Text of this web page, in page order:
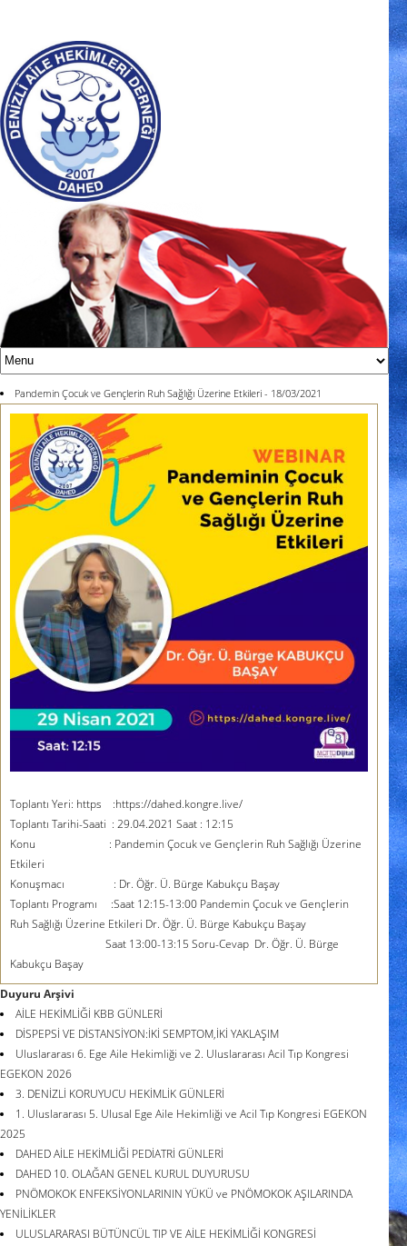
Pandemin Çocuk ve Gençlerin Ruh Sağlığı Üzerine Etkileri - 18/03/2021
Toplantı Yeri: https :https://dahed.kongre.live/
Toplantı Tarihi-Saati : 29.04.2021 Saat : 12:15
Konu : Pandemin Çocuk ve Gençlerin Ruh Sağlığı Üzerine
Etkileri
Konuşmacı : Dr. Öğr. Ü. Bürge Kabukçu Başay
Toplantı Programı :Saat 12:15-13:00 Pandemin Çocuk ve Gençlerin
Ruh Sağlığı Üzerine Etkileri Dr. Öğr. Ü. Bürge Kabukçu Başay
Saat 13:00-13:15 Soru-Cevap Dr. Öğr. Ü. Bürge
Kabukçu Başay
Duyuru Arşivi
AİLE HEKİMLİĞİ KBB GÜNLERİ
DİSPEPSİ VE DİSTANSİYON:İKİ SEMPTOM,İKİ YAKLAŞIM
Uluslararası 6. Ege Aile Hekimliği ve 2. Uluslararası Acil Tıp Kongresi
EGEKON 2026
3. DENİZLİ KORUYUCU HEKİMLİK GÜNLERİ
1. Uluslararası 5. Ulusal Ege Aile Hekimliği ve Acil Tıp Kongresi EGEKON
2025
DAHED AİLE HEKİMLİĞİ PEDİATRİ GÜNLERİ
DAHED 10. OLAĞAN GENEL KURUL DUYURUSU
PNÖMOKOK ENFEKSİYONLARININ YÜKÜ ve PNÖMOKOK AŞILARINDA
YENİLİKLER
ULUSLARARASI BÜTÜNCÜL TIP VE AİLE HEKİMLİĞİ KONGRESİ